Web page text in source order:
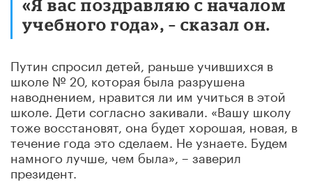
«Я вас поздравляю с началом
учебного года», – сказал он.
Путин спросил детей, раньше учившихся в
школе № 20, которая была разрушена
наводнением, нравится ли им учиться в этой
школе. Дети согласно закивали. «Вашу школу
тоже восстановят, она будет хорошая, новая, в
течение года это сделаем. Не узнаете. Будем
намного лучше, чем была», – заверил
президент.